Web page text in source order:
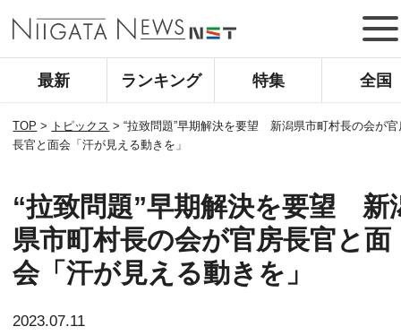
最新 ランキング 特集 全国
TOP > トピックス >“拉致問題”早期解決を要望 新潟県市町村長の会が官
長官と面会「汗が見える動きを」
“拉致問題”早期解決を要望 新
県市町村長の会が官房長官と面
会「汗が見える動きを」
2023.07.11